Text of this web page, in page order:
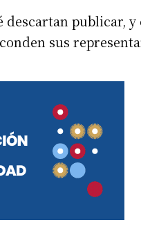
publicar,
sus